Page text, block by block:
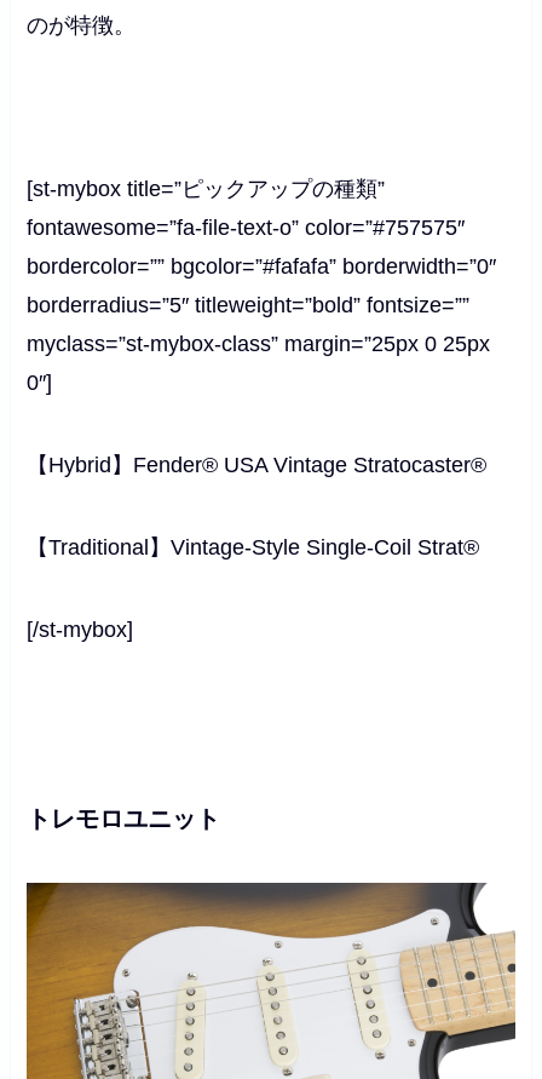
のが特徴。
[st-mybox title=”ピックアップの種類”
fontawesome=”fa-file-text-o” color=”#757575″
bordercolor=”” bgcolor=”#fafafa” borderwidth=”0″
borderradius=”5″ titleweight=”bold” fontsize=””
myclass=”st-mybox-class” margin=”25px 0 25px
0″]
【Hybrid】Fender® USA Vintage Stratocaster®
【Traditional】Vintage-Style Single-Coil Strat®
[/st-mybox]
トレモロユニット